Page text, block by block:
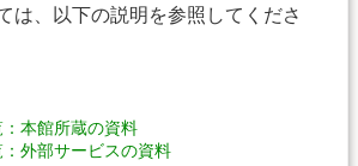
は、以下の説明を参照してくださ
本館所蔵の資料
外部サービスの資料